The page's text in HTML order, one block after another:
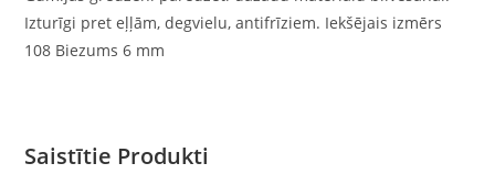
Izturīgi pret eļļām, degvielu, antifrīziem. Iekšējais izmērs
108 Biezums 6 mm
Saistītie Produkti